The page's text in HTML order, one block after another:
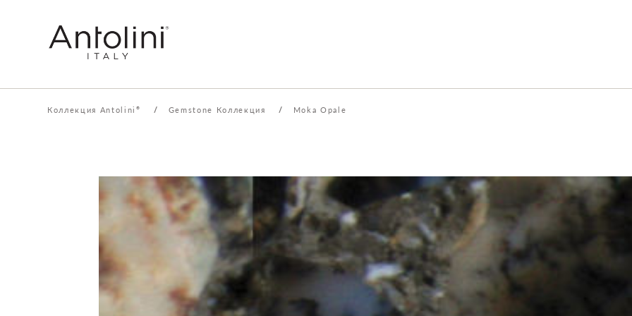
Коллекция Antolini ® / Gemstone Коллекция / Moka Opale